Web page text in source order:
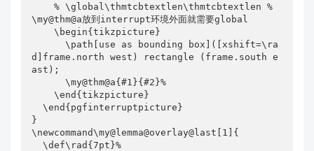
    % \global\thmtcbtextlen\thmtcbtextlen %
\my@thm@a放到interrupt环境外面就需要global
    \begin{tikzpicture}
      \path[use as bounding box]([xshift=\ra
d]frame.north west) rectangle (frame.south e
ast);
      \my@thm@a{#1}{#2}%
    \end{tikzpicture}
  \end{pgfinterruptpicture}
}
\newcommand\my@lemma@overlay@last[1]{
  \def\rad{7pt}%